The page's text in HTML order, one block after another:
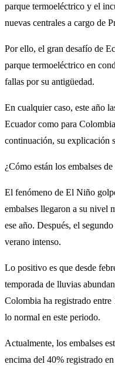
parque termoeléctrico y el
nuevas centrales a cargo de
Por ello, el gran desafío de
parque termoeléctrico en
fallas por su antigüedad.
En cualquier caso, este año
Ecuador como para
continuación, su explicación
¿Cómo están los embalses
El fenómeno de El Niño
embalses llegaron a su nivel
ese año. Después, el
verano intenso.
Lo positivo es que desde
temporada de lluvias
Colombia ha registrado
lo normal en este periodo.
Actualmente, los embalses
encima del 40% registrado